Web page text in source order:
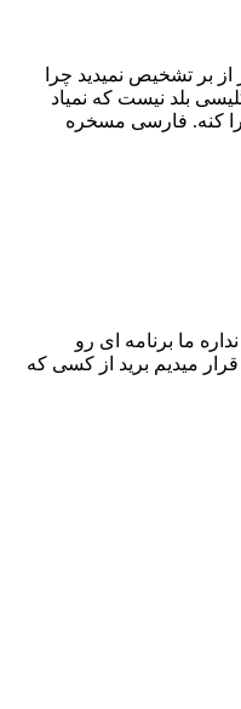
نمیدید چرا
نیست که نمیاد
64 بیتی اجرا کنه. فارسی مسخره
برنامه ای رو
برید از کسی که